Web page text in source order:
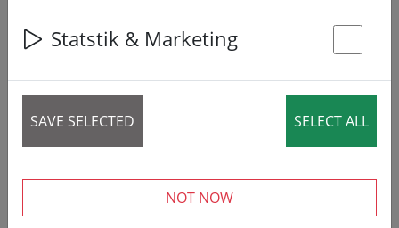
Statstik & Marketing
SAVE SELECTED SELECT ALL
NOT NOW